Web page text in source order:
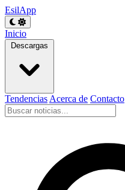
EsilApp
Inicio
Descargas
Tendencias Acerca de Contacto